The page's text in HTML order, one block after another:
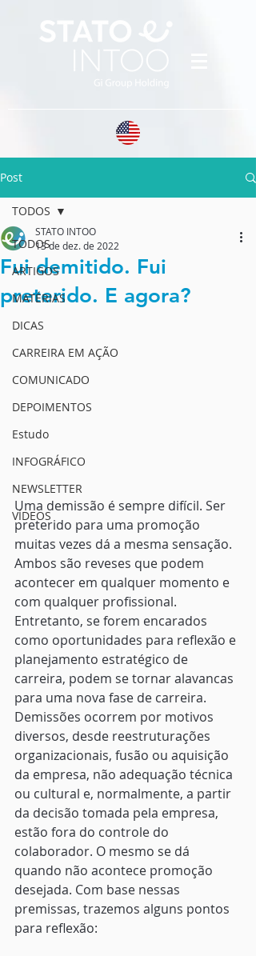
Post
TODOS
ARTIGOS
MATÉRIAS
DICAS
CARREIRA EM AÇÃO
COMUNICADO
DEPOIMENTOS
Estudo
INFOGRÁFICO
NEWSLETTER
VÍDEOS
TODOS
Fui demitido. Fui
preterido. E agora?
STATO INTOO
13 de dez. de 2022
Uma demissão é sempre difícil. Ser
preterido para uma promoção
muitas vezes dá a mesma sensação.
Ambos são reveses que podem
acontecer em qualquer momento e
com qualquer profissional.
Entretanto, se forem encarados
como oportunidades para reflexão e
planejamento estratégico de
carreira, podem se tornar alavancas
para uma nova fase de carreira.
Demissões ocorrem por motivos
diversos, desde reestruturações
organizacionais, fusão ou aquisição
da empresa, não adequação técnica
ou cultural e, normalmente, a partir
da decisão tomada pela empresa,
estão fora do controle do
colaborador. O mesmo se dá
quando não acontece promoção
desejada. Com base nessas
premissas, trazemos alguns pontos
para reflexão: